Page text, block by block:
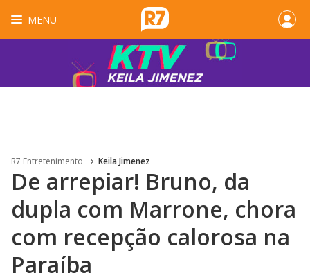
MENU
R7 Entretenimento Keila Jimenez
De arrepiar! Bruno, da
dupla com Marrone, chora
com recepção calorosa na
Paraíba